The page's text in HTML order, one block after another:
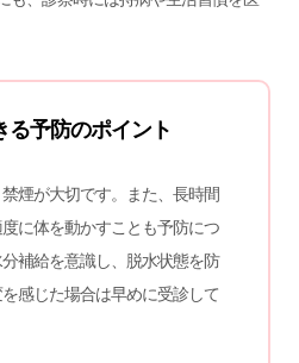
る予防のポイント
煙が大切です。また、長時間
に体を動かすことも予防につ
補給を意識し、脱水状態を防
感じた場合は早めに受診して